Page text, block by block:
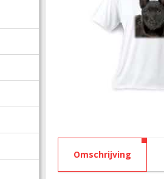
Omschrijving